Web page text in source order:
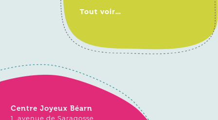
Tout voir…
Centre Joyeux Béarn
1, avenue de Saragosse